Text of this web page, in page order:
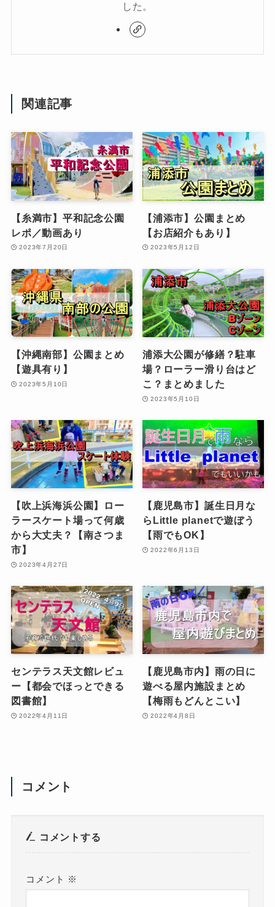
した。
関連記事
【糸満市】平和記念公園
レポ／動画あり
2023年7月20日
【浦添市】公園まとめ
【お店紹介もあり】
2023年5月12日
【沖縄南部】公園まとめ
【遊具有り】
2023年5月10日
浦添大公園が修繕？駐車
場？ローラー滑り台はど
こ？まとめました
2023年5月10日
【吹上浜海浜公園】ロー
ラースケート場って何歳
から大丈夫？【南さつま
市】
2023年4月27日
【鹿児島市】誕生日月な
らLittle planetで遊ぼう
【雨でもOK】
2022年6月13日
センテラス天文館レビュ
ー【都会でほっとできる
図書館】
2022年4月11日
【鹿児島市内】雨の日に
遊べる屋内施設まとめ
【梅雨もどんとこい】
2022年4月8日
コメント
コメントする
コメント ※